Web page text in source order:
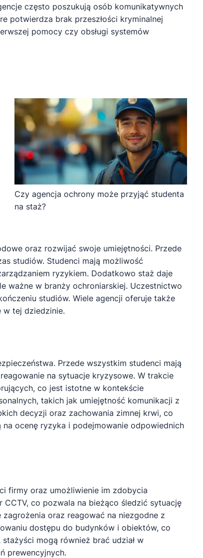
często poszukują osób komunikatywnych
potwierdza brak przeszłości kryminalnej
pomocy czy obsługi systemów
Czy agencja ochrony może przyjąć studenta
na staż?
oraz rozwijać swoje umiejętności. Przede
studiów. Studenci mają możliwość
ryzykiem. Dodatkowo staż daje
ważne w branży ochroniarskiej. Uczestnictwo
studiów. Wiele agencji oferuje także
w tej dziedzinie.
Przede wszystkim studenci mają
na sytuacje kryzysowe. W trakcie
co jest istotne w kontekście
takich jak umiejętność komunikacji z
decyzji oraz zachowania zimnej krwi, co
ocenę ryzyka i podejmowanie odpowiednich
firmy oraz umożliwienie im zdobycia
co pozwala na bieżąco śledzić sytuację
oraz reagować na niezgodne z
dostępu do budynków i obiektów, co
mogą również brać udział w
prewencyjnych.